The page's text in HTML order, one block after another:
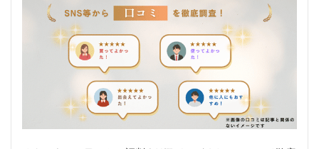
オク
ルウ
ルの
悪い
オク
ルの